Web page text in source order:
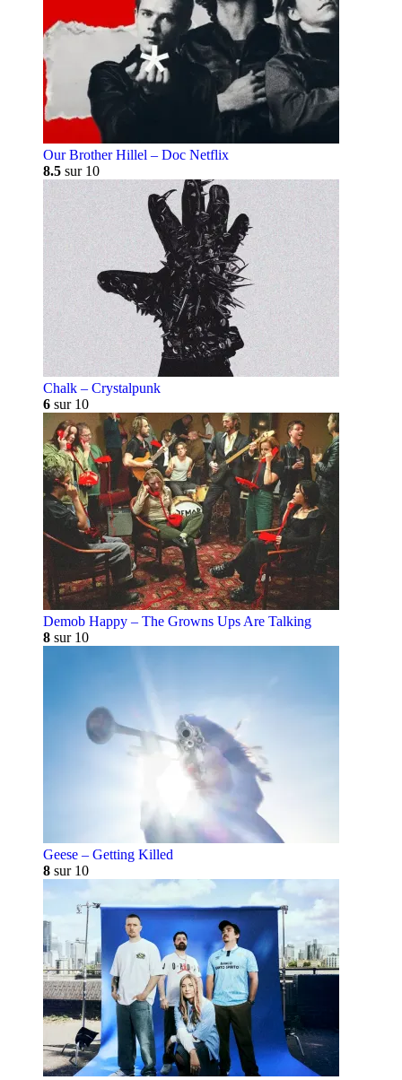
Our Brother Hillel – Doc Netflix
8.5 sur 10
Chalk – Crystalpunk
6 sur 10
Demob Happy – The Growns Ups Are Talking
8 sur 10
Geese – Getting Killed
8 sur 10